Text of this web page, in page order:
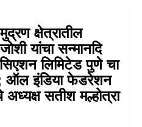
क्षेत्रातील
यांचा सन्मानदि
लिमिटेड पुणे चा
; ऑल इंडिया फेडरेशन
सतीश मल्होत्रा